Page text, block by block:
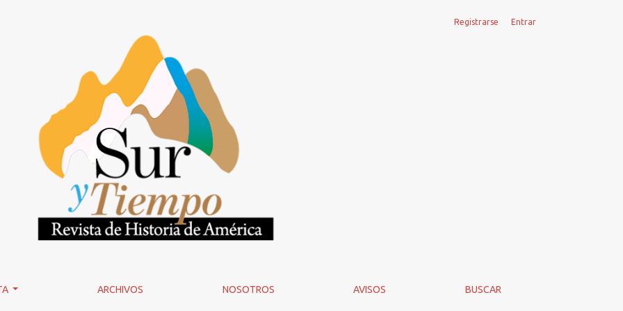
en Uruguay, Chile y Argentina
ARCHIVOS NOSOTROS AVISOS BUSCAR
Registrarse Entrar